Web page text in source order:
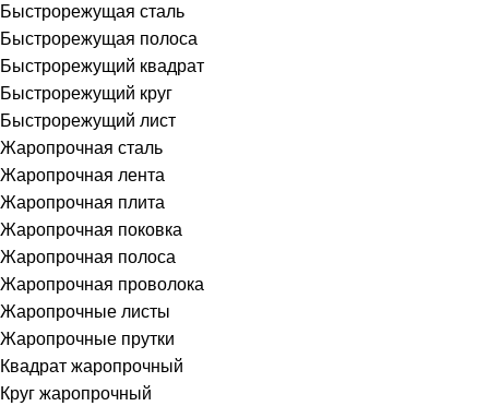
Быстрорежущая сталь
Быстрорежущая полоса
Быстрорежущий квадрат
Быстрорежущий круг
Быстрорежущий лист
Жаропрочная сталь
Жаропрочная лента
Жаропрочная плита
Жаропрочная поковка
Жаропрочная полоса
Жаропрочная проволока
Жаропрочные листы
Жаропрочные прутки
Квадрат жаропрочный
Круг жаропрочный